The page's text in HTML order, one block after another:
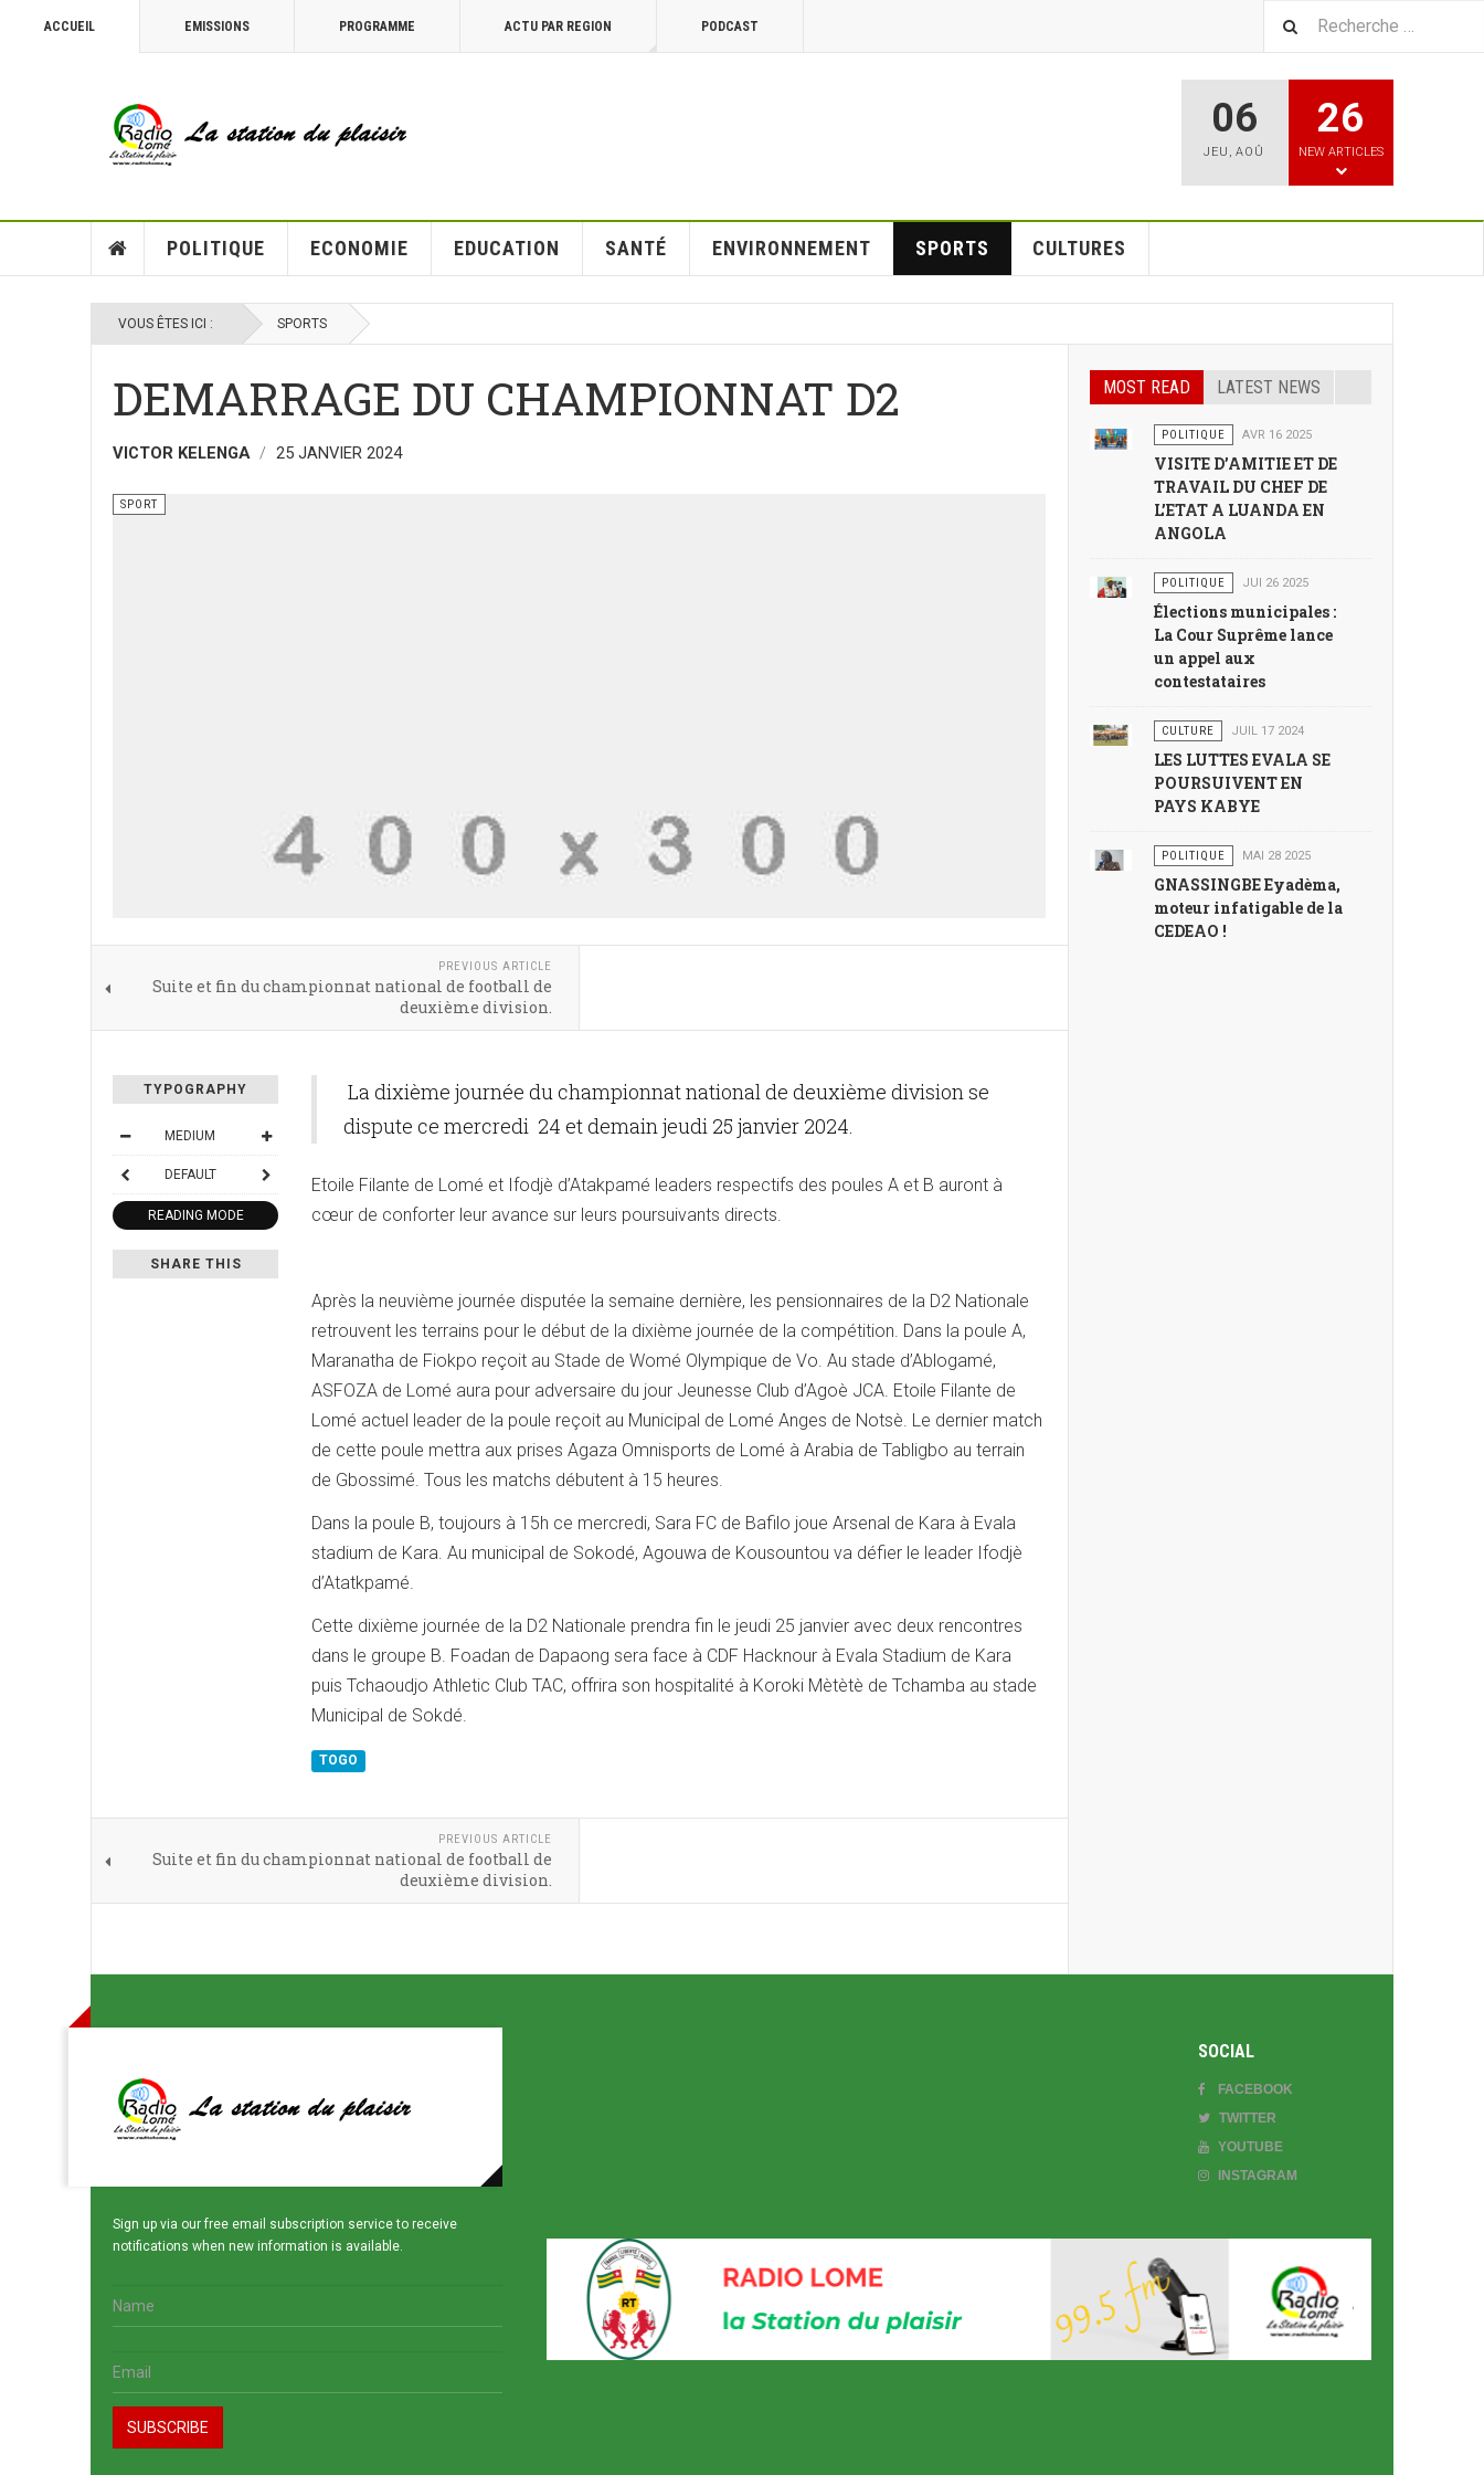
ACCUEIL EMISSIONS PROGRAMME ACTU PAR REGION PODCAST
06
JEU ,AOÛ
26
NEW ARTICLES
POLITIQUE ECONOMIE EDUCATION SANTÉ ENVIRONNEMENT SPORTS CULTURES
VOUS ÊTES ICI : SPORTS
DEMARRAGE DU CHAMPIONNAT D2
VICTOR KELENGA 25 JANVIER 2024
SPORT
PREVIOUS ARTICLE
Suite et fin du championnat national de football de
deuxième division.
TYPOGRAPHY
MEDIUM
DEFAULT
READING MODE
SHARE THIS
La dixième journée du championnat national de deuxième division se
dispute ce mercredi 24 et demain jeudi 25 janvier 2024.
Etoile Filante de Lomé et Ifodjè d’Atakpamé leaders respectifs des poules A et B auront à
cœur de conforter leur avance sur leurs poursuivants directs.
Après la neuvième journée disputée la semaine dernière, les pensionnaires de la D2 Nationale
retrouvent les terrains pour le début de la dixième journée de la compétition. Dans la poule A,
Maranatha de Fiokpo reçoit au Stade de Womé Olympique de Vo. Au stade d’Ablogamé,
ASFOZA de Lomé aura pour adversaire du jour Jeunesse Club d’Agoè JCA. Etoile Filante de
Lomé actuel leader de la poule reçoit au Municipal de Lomé Anges de Notsè. Le dernier match
de cette poule mettra aux prises Agaza Omnisports de Lomé à Arabia de Tabligbo au terrain
de Gbossimé. Tous les matchs débutent à 15 heures.
Dans la poule B, toujours à 15h ce mercredi, Sara FC de Bafilo joue Arsenal de Kara à Evala
stadium de Kara. Au municipal de Sokodé, Agouwa de Kousountou va défier le leader Ifodjè
d’Atatkpamé.
Cette dixième journée de la D2 Nationale prendra fin le jeudi 25 janvier avec deux rencontres
dans le groupe B. Foadan de Dapaong sera face à CDF Hacknour à Evala Stadium de Kara
puis Tchaoudjo Athletic Club TAC, offrira son hospitalité à Koroki Mètètè de Tchamba au stade
Municipal de Sokdé.
TOGO
PREVIOUS ARTICLE
Suite et fin du championnat national de football de
deuxième division.
MOST READ LATEST NEWS
POLITIQUE AVR 16 2025
VISITE D’AMITIE ET DE
TRAVAIL DU CHEF DE
L’ETAT A LUANDA EN
ANGOLA
POLITIQUE JUI 26 2025
Élections municipales :
La Cour Suprême lance
un appel aux
contestataires
CULTURE JUIL 17 2024
LES LUTTES EVALA SE
POURSUIVENT EN
PAYS KABYE
POLITIQUE MAI 28 2025
GNASSINGBE Eyadèma,
moteur infatigable de la
CEDEAO !
Sign up via our free email subscription service to receive
notifications when new information is available.
SOCIAL
FACEBOOK
TWITTER
YOUTUBE
INSTAGRAM